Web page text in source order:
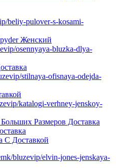
beliy-pulover-s-kosami-
Женский
osennyaya-bluzka-dlya-
stilnaya-ofisnaya-odejda-
katalogi-verhney-jenskoy-
Размеров Доставка
С Доставкой
bluzevip/elvin-jones-jenskaya-